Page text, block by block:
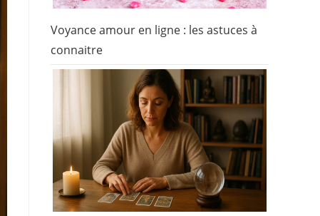
Voyance amour en ligne : les astuces à
connaitre